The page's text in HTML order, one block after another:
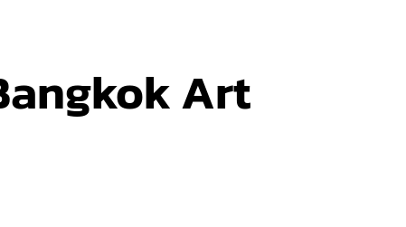
Art